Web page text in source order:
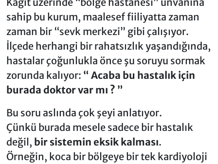
sahip bu kurum, maalesef fiiliyatta zaman
zaman bir “sevk merkezi” gibi çalışıyor.
İlçede herhangi bir rahatsızlık yaşandığında,
hastalar çoğunlukla önce şu soruyu sormak
zorunda kalıyor: “ Acaba bu hastalık için
burada doktor var mı ? ”
Bu soru aslında çok şeyi anlatıyor.
Çünkü burada mesele sadece bir hastalık
değil, bir sistemin eksik kalması.
Örneğin, koca bir bölgeye bir tek kardiyoloji